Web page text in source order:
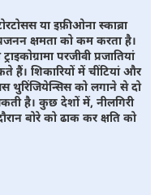
या इफ़ीओना स्काब्रा
क्षमता को कम करता है।
परजीवी प्रजातियां
शिकारियों में चींटियां और
थुरिंजियेन्सिस को लगाने से दो
है। कुछ देशों में, नीलगिरी
बोरे को ढाक कर क्षति को